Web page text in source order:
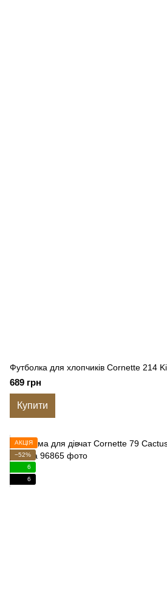
Футболка для хлопчиків Cornette 214
689 грн
Купити
АКЦІЯ
−52%
6
6